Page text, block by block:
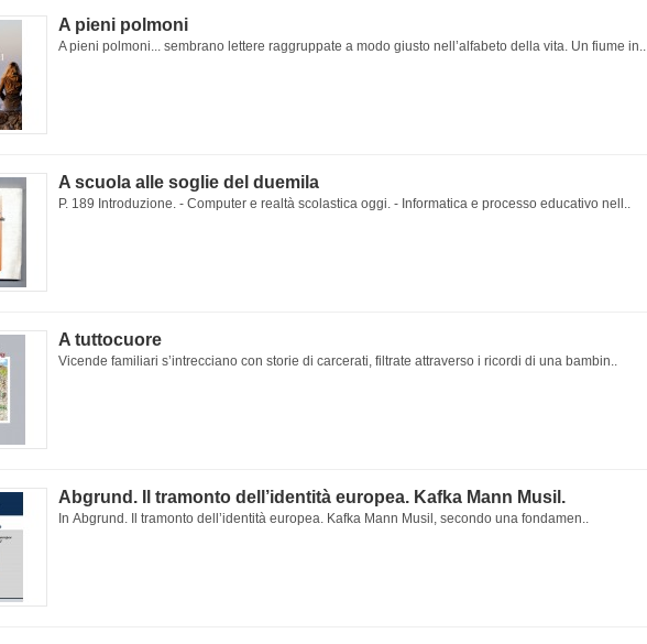
A pieni polmoni
A pieni polmoni... sembrano lettere raggruppate a modo giusto nell’alfabeto della vita. Un fiume in..
A scuola alle soglie del duemila
P. 189 Introduzione. - Computer e realtà scolastica oggi. - Informatica e processo educativo nell..
A tuttocuore
Vicende familiari s’intrecciano con storie di carcerati, filtrate attraverso i ricordi di una bambin..
Abgrund. Il tramonto dell’identità europea. Kafka Mann Musil.
In Abgrund. Il tramonto dell’identità europea. Kafka Mann Musil, secondo una fondamen..